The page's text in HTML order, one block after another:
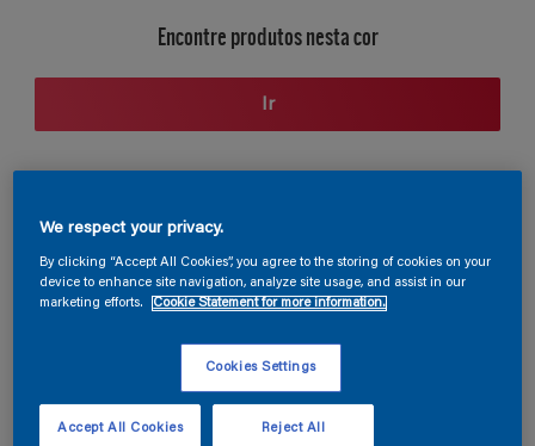
Encontre produtos nesta cor
Ir
Seção de cores
We respect your privacy.
By clicking “Accept All Cookies”, you agree to the storing of cookies on your
device to enhance site navigation, analyze site usage, and assist in our
marketing efforts.
Cookie Statement for more information.
Cookies Settings
Reject All
Accept All Cookies